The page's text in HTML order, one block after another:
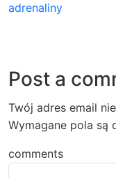
adrenaliny
Post a
Twój adres email
Wymagane pola są
comments